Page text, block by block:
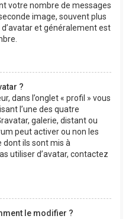
votre nombre de messages
image, souvent plus
et généralement est
?
dans l’onglet « profil » vous
l’une des quatre
galerie, distant ou
peut activer ou non les
dont ils sont mis à
utiliser d’avatar, contactez
le modifier ?